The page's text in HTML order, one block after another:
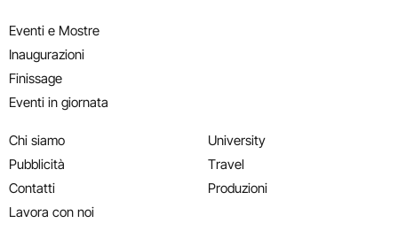
Eventi e Mostre
Inaugurazioni
Finissage
Eventi in giornata
Chi siamo
Pubblicità
Contatti
Lavora con noi
University
Travel
Produzioni